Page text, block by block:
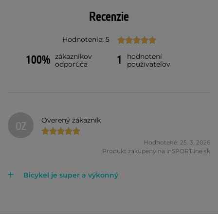
Recenzie
Hodnotenie: 5
100% zákazníkov
odporúča
1
hodnotení
používateľov
OZ Overený zákazník
Hodnotené: 25. 3. 2026
Produkt zakúpený na inSPORTline.sk
Bicykel je super a výkonný